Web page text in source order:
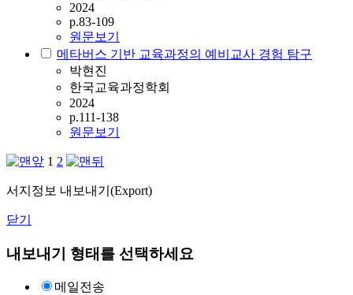
2024
p.83-109
원문보기
메타버스 기반 교육과정의 예비교사 경험 탐구
박현진
한국교육과정학회
2024
p.111-138
원문보기
1 2
서지정보 내보내기(Export)
닫기
내보내기 형태를 선택하세요
메일전송